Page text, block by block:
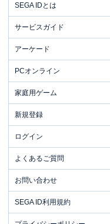
SEGA IDとは
サービスガイド
アーケード
PCオンライン
家庭用ゲーム
新規登録
ログイン
よくあるご質問
お問い合わせ
SEGA ID利用規約